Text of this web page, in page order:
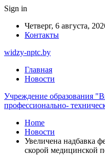
Sign in
Четверг, 6 августа,
Контакты
widzy-nptc.by
Главная
Новости
Учреждение образования
профессионально-
Home
Новости
Увеличена надбавка
скорой